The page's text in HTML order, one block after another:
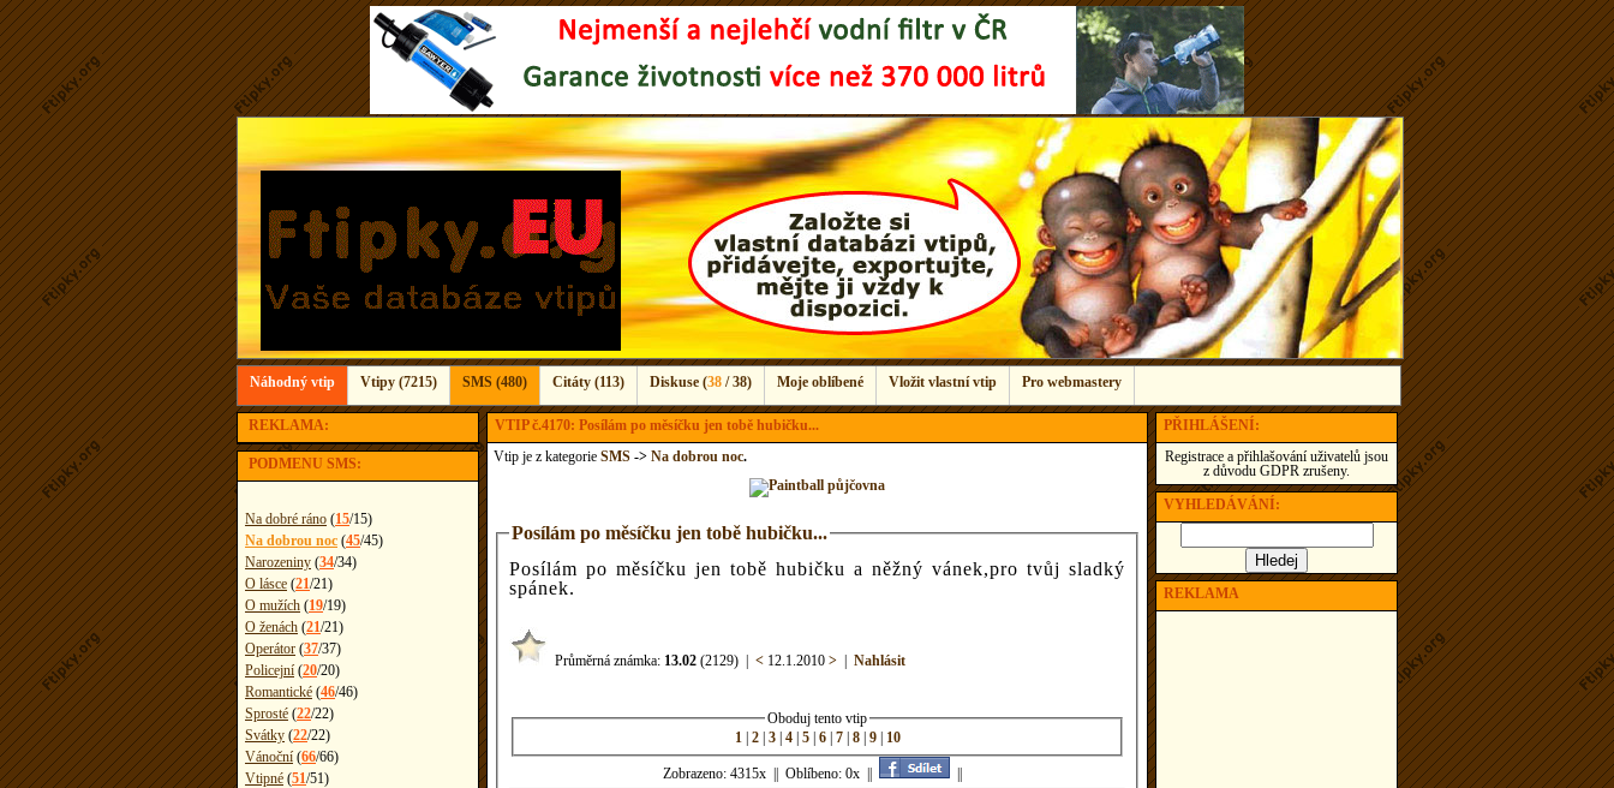
Náhodný vtip Vtipy (7215) SMS (480) Citáty (113) Diskuse (38 / 38) Moje oblíbené Vložit vlastní vtip Pro webmastery
REKLAMA:
PODMENU SMS:
Na dobré ráno (15/15)
Na dobrou noc (45/45)
Narozeniny (34/34)
O lásce (21/21)
O mužích (19/19)
O ženách (21/21)
Operátor (37/37)
Policejní (20/20)
Romantické (46/46)
Sprosté (22/22)
Svátky (22/22)
Vánoční (66/66)
Vtipné (51/51)
VTIP č.4170: Posílám po měsíčku jen tobě hubičku...
Vtip je z kategorie SMS -> Na dobrou noc.
Posílám po měsíčku jen tobě hubičku...
Posílám po měsíčku jen tobě hubičku a něžný vánek,pro tvůj sladký
spánek.
Průměrná známka: 13.02 (2129) < 12.1.2010 > Nahlásit
Oboduj tento vtip
1| 2| 3| 4| 5| 6| 7| 8| 9| 10
Zobrazeno: 4315x || Oblíbeno: 0x || ||
PŘIHLÁŠENÍ:
Registrace a přihlašování uživatelů jsou
z důvodu GDPR zrušeny.
VYHLEDÁVÁNÍ:
REKLAMA